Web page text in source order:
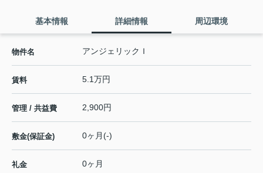
基本情報 詳細情報 周辺環境
物件名 アンジェリックＩ
賃料 5.1万円
管理 / 共益費 2,900円
敷金(保証金) 0ヶ月(-)
礼金 0ヶ月